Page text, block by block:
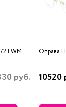
FWM
руб.
Оправа
10520